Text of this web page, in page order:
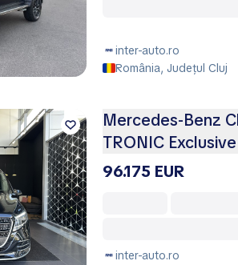
inter-auto.ro
România, Județul Cluj
Mercedes-Benz
TRONIC
96.175 EUR
inter-auto.ro